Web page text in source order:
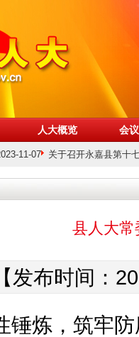
人大概览 会
11-07 关于召开永嘉县第十
01-26
县人大常
【发布时间：
锤炼，筑牢